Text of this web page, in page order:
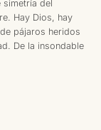
simetría del
Hay Dios, hay
pájaros heridos
De la insondable